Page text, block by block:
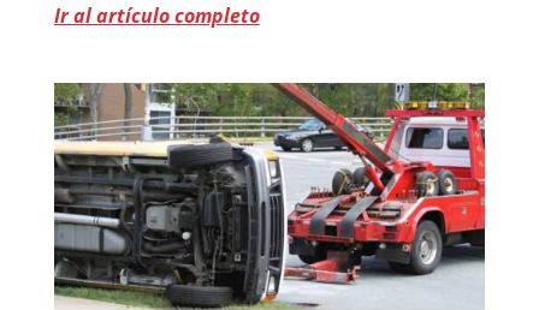
Ir al artículo completo